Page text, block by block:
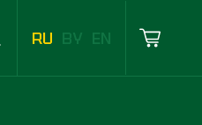
RU BY EN